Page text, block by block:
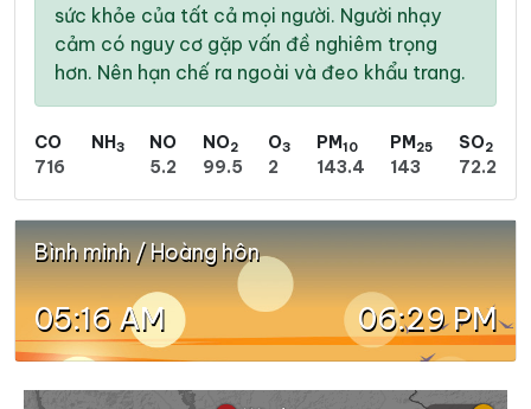
sức khỏe của tất cả mọi người. Người nhạy
cảm có nguy cơ gặp vấn đề nghiêm trọng
hơn. Nên hạn chế ra ngoài và đeo khẩu trang.
CO
716
NH3
NO
5.2
NO2
99.5
O3
2
PM10
143.4
PM25
143
SO2
72.2
Bình minh / Hoàng hôn
05:16 AM 06:29 PM